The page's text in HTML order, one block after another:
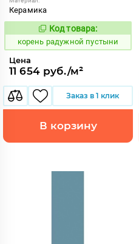
Керамика
790825
Код товара:
корень радужной пустыни
Цена
11 654 руб./м²
Заказ в 1 клик
В корзину